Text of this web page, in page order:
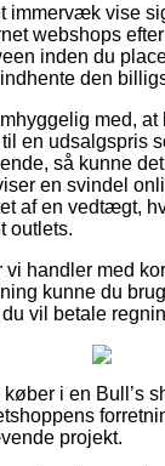
immervæk vise
webshops
inden du
den
med, at
en udsalgspris
så kunne
en svindel
af en vedtægt,
outlets.
vi handler med
kunne du
vil betale
i en Bull’s
projekt.